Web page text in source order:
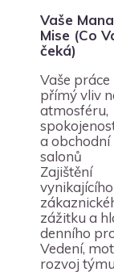
Vaše
Mise (Co
čeká)
Vaše práce
přímý vliv
atmosféru,
a obchodní
salonů
Zajištění
vynikajícího
zážitku a
denního
Vedení,
rozvoj týmu